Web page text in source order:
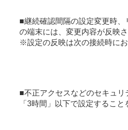
■継続確認間隔の設定変更時、
の端末には、変更内容が反映さ
※設定の反映は次の接続時にお
■不正アクセスなどのセキュリ
「3時間」以下で設定すること